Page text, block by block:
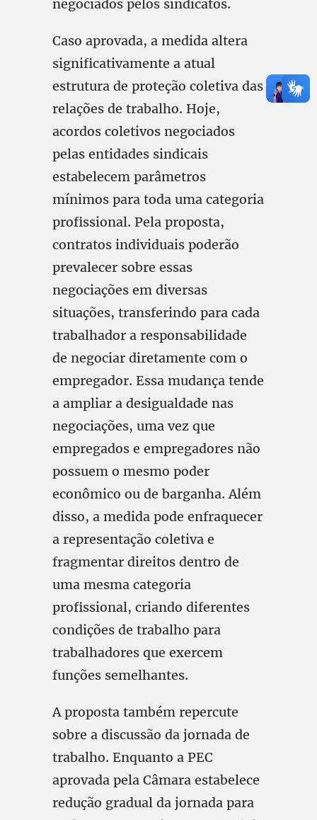
negociados pelos sindicatos.
Caso aprovada, a medida altera
significativamente a atual
estrutura de proteção coletiva das
relações de trabalho. Hoje,
acordos coletivos negociados
pelas entidades sindicais
estabelecem parâmetros
mínimos para toda uma categoria
profissional. Pela proposta,
contratos individuais poderão
prevalecer sobre essas
negociações em diversas
situações, transferindo para cada
trabalhador a responsabilidade
de negociar diretamente com o
empregador. Essa mudança tende
a ampliar a desigualdade nas
negociações, uma vez que
empregados e empregadores não
possuem o mesmo poder
econômico ou de barganha. Além
disso, a medida pode enfraquecer
a representação coletiva e
fragmentar direitos dentro de
uma mesma categoria
profissional, criando diferentes
condições de trabalho para
trabalhadores que exercem
funções semelhantes.
A proposta também repercute
sobre a discussão da jornada de
trabalho. Enquanto a PEC
aprovada pela Câmara estabelece
redução gradual da jornada para